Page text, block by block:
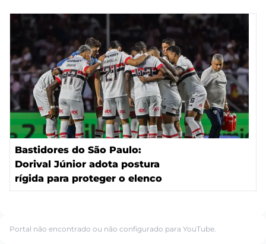
Bastidores do São Paulo:
Dorival Júnior adota postura
rígida para proteger o elenco
Portal não encontrado ou não configurado para YouTube.